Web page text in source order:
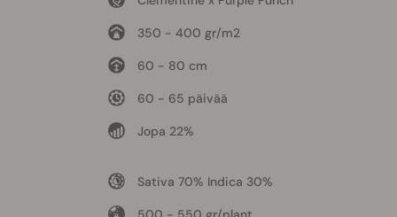
350 - 400 gr/m2
60 - 80 cm
60 - 65 päivää
Jopa 22%
Sativa 70% Indica 30%